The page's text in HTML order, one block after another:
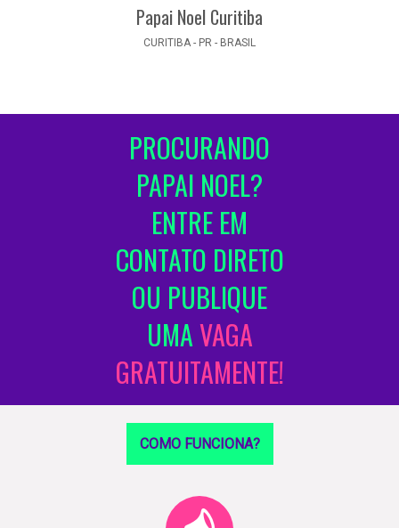
Papai Noel Curitiba
CURITIBA - PR - BRASIL
PROCURANDO
PAPAI NOEL?
ENTRE EM
CONTATO DIRETO
OU PUBLIQUE
UMAVAGA
GRATUITAMENTE!
COMO FUNCIONA?